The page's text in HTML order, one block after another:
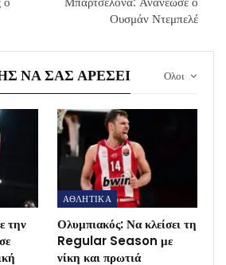
Ουσμάν Ντεμπελέ
Ολοι
ΝΑ ΣΑΣ ΑΡΈΣΕΙ
την
ΑΘΛΗΤΙΚΑ
Ολυμπιακός: Να κλείσει τη
Regular Season με
νίκη και πρωτιά